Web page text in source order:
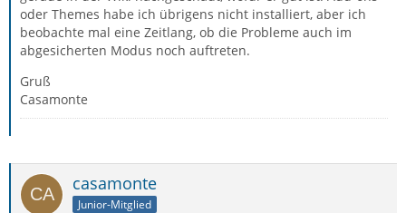
oder Themes habe ich übrigens nicht installiert, aber ich
beobachte mal eine Zeitlang, ob die Probleme auch im
abgesicherten Modus noch auftreten.
Gruß
Casamonte
casamonte
Junior-Mitglied